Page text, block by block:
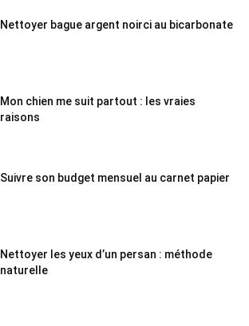
Nettoyer bague argent noirci au bicarbonate
Mon chien me suit partout : les vraies
raisons
Suivre son budget mensuel au carnet papier
Nettoyer les yeux d’un persan : méthode
naturelle